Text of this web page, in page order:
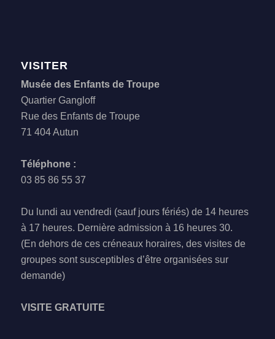
VISITER
Musée des Enfants de Troupe
Quartier Gangloff
Rue des Enfants de Troupe
71 404 Autun
Téléphone :
03 85 86 55 37
Du lundi au vendredi (sauf jours fériés) de 14 heures
à 17 heures. Dernière admission à 16 heures 30.
(En dehors de ces créneaux horaires, des visites de
groupes sont susceptibles d’être organisées sur
demande)
VISITE GRATUITE